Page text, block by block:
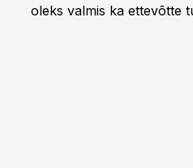
oleks valmis ka ettevõtte